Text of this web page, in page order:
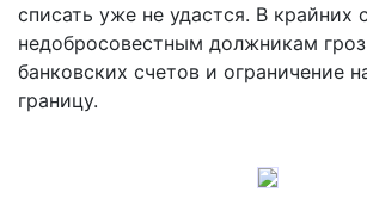
списать уже не удастся. В крайних
недобросовестным должникам
банковских счетов и ограничение
границу.